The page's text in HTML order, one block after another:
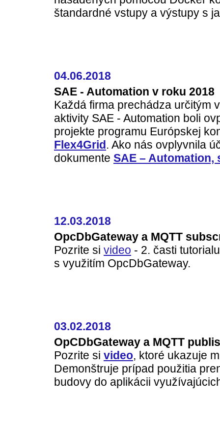
štandardné vstupy a výstupy s
04.06.2018
SAE - Automation v roku 2018
Každá firma prechádza určitým
aktivity SAE - Automation boli
projekte programu Európskej
Flex4Grid. Ako nás ovplyvnila
dokumente SAE – Automation,
12.03.2018
OpcDbGateway a MQTT
Pozrite si video - 2. časti
s využitím OpcDbGateway.
03.02.2018
OpCDbGateway a MQTT
Pozrite si video, ktoré ukazuje
Demonštruje prípad použitia
budovy do aplikácii